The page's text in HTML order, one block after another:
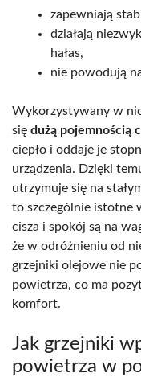
zapewniają
działają
hałas,
nie powodują
Wykorzystywany w
się dużą pojemnością
ciepło i oddaje je
urządzenia. Dzięki
utrzymuje się na
to szczególnie istotne
cisza i spokój są na
że w odróżnieniu od
grzejniki olejowe nie
powietrza, co ma
komfort.
Jak grzejniki
powietrza w